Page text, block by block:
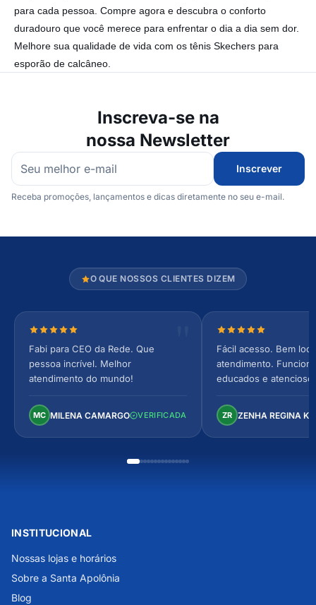
para cada pessoa. Compre agora e descubra o conforto
duradouro que você merece para enfrentar o dia a dia sem dor.
Melhore sua qualidade de vida com os tênis Skechers para
esporão de calcâneo.
Inscreva-se na
nossa Newsletter
Inscrever
Receba promoções, lançamentos e dicas diretamente no seu e-mail.
O QUE NOSSOS CLIENTES DIZEM
Nota 5 de 5 estrelas
Fabi para CEO da Rede. Que
pessoa incrível. Melhor
atendimento do mundo!
MC MILENA CAMARGO VERIFICADA
Nota 5 de 5
Fácil acesso. Bem
atendimento.
educados e
Perfeito!
ZR ZENHA REGINA
INSTITUCIONAL
Nossas lojas e horários
Sobre a Santa Apolônia
Blog